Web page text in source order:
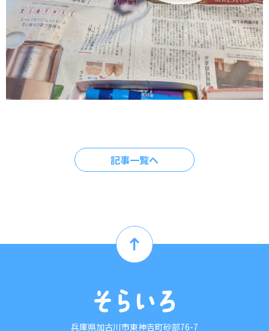
記事一覧へ
兵庫県加古川市東神吉町砂部76-7